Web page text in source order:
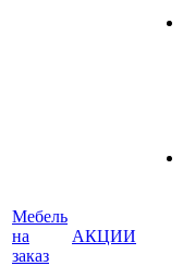
Мебель
на
заказ
АКЦИИ